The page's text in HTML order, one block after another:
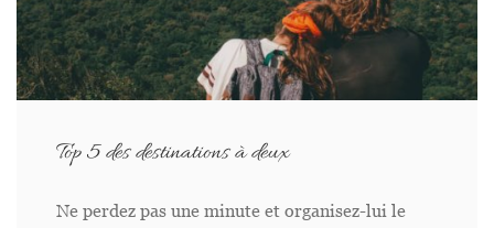
Top 5 des destinations à deux
Ne perdez pas une minute et organisez-lui le